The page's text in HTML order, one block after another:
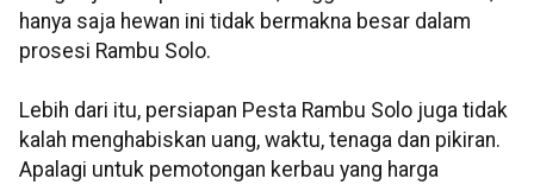
hanya saja hewan ini tidak bermakna besar dalam
prosesi Rambu Solo.
Lebih dari itu, persiapan Pesta Rambu Solo juga tidak
kalah menghabiskan uang, waktu, tenaga dan pikiran.
Apalagi untuk pemotongan kerbau yang harga